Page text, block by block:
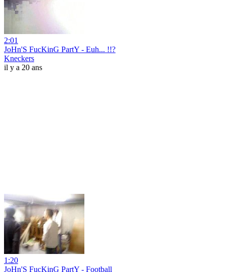
2:01
JoHn'S FucKinG PartY - Euh... !!?
Kneckers
il y a 20 ans
1:20
JoHn'S FucKinG PartY - Football